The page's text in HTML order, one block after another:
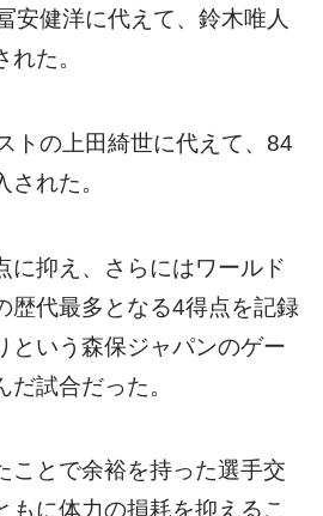
安健洋に代えて、鈴木唯人
た。
トの上田綺世に代えて、84
れた。
に抑え、さらにはワールド
歴代最多となる4得点を記録
という森保ジャパンのゲー
試合だった。
ことで余裕を持った選手交
もに体力の損耗を抑えるこ